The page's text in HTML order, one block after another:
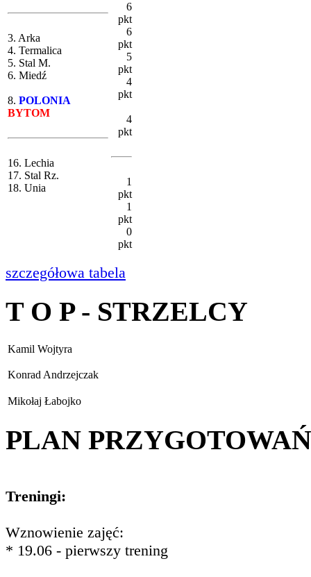
3. Arka
4. Termalica
5. Stal M.
6. Miedź
8. POLONIA
BYTOM
16. Lechia
17. Stal Rz.
18. Unia
6
pkt
6
pkt
5
pkt
4
pkt
4
pkt
1
pkt
1
pkt
0
pkt
szczegółowa tabela
T O P - STRZELCY
Kamil Wojtyra
Konrad Andrzejczak
Mikołaj Łabojko
PLAN PRZYGOTOWAŃ
Treningi:
Wznowienie zajęć:
* 19.06 - pierwszy trening